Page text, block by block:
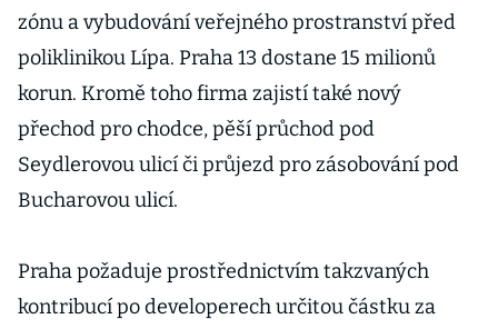
zónu a vybudování veřejného prostranství před
poliklinikou Lípa. Praha 13 dostane 15 milionů
korun. Kromě toho firma zajistí také nový
přechod pro chodce, pěší průchod pod
Seydlerovou ulicí či průjezd pro zásobování pod
Bucharovou ulicí.
Praha požaduje prostřednictvím takzvaných
kontribucí po developerech určitou částku za